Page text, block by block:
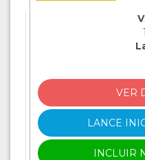
VER
LANCE
INCLUIR